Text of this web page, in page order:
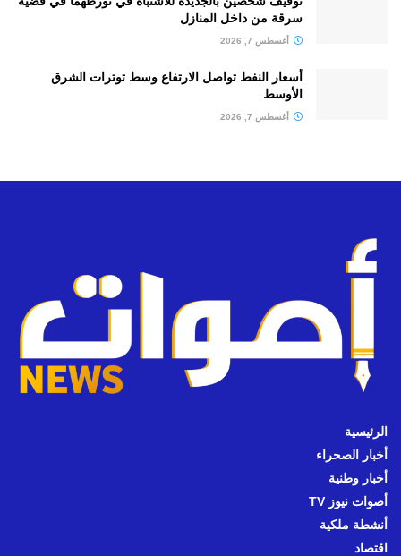
سرقة من داخل المنازل
أغسطس 7, 2026
أسعار النفط تواصل الارتفاع وسط توترات الشرق
الأوسط
أغسطس 7, 2026
الرئيسية
أخبار الصحراء
أخبار وطنية
أصوات نيوز TV
أنشطة ملكية
اقتصاد